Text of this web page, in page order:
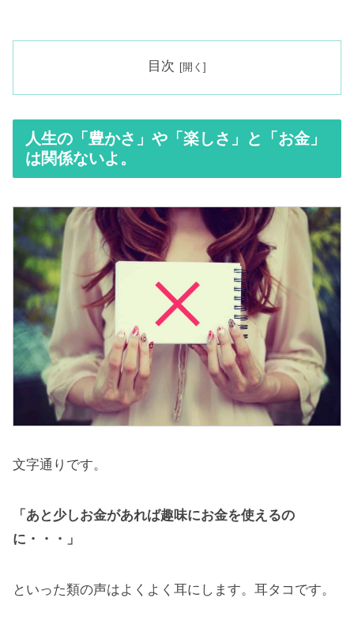
目次
人生の「豊かさ」や「楽しさ」と「お金」
は関係ないよ。
文字通りです。
「あと少しお金があれば趣味にお金を使えるの
に・・・」
といった類の声はよくよく耳にします。耳タコです。